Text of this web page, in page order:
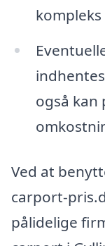
også kan
Ved at
carport-
pålidelige